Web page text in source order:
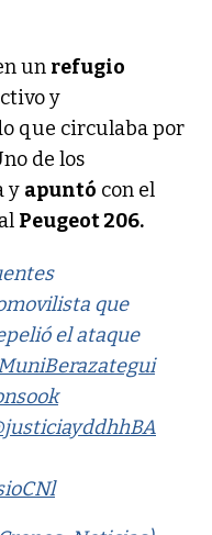
un refugio
y
que circulaba por
de los
y apuntó con el
Peugeot 206.
que
el ataque